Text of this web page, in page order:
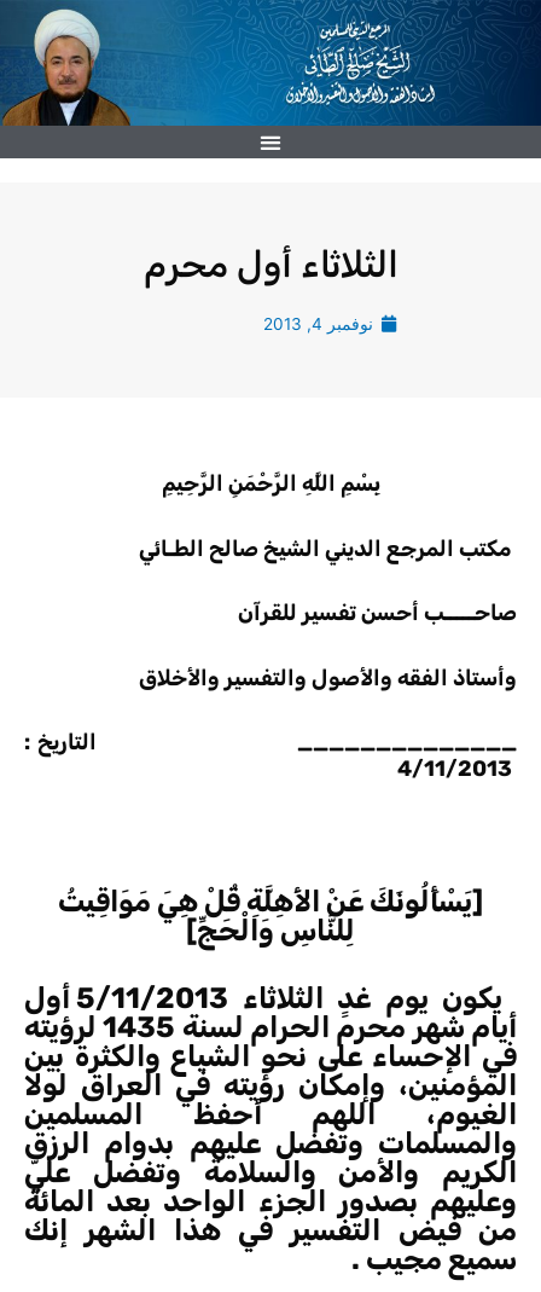
تخطي
الثلاثاء أول محرم
نوفمبر 4, 2013
بِسْمِ اللَّهِ الرَّحْمَنِ الرَّحِيمِ
مكتب المرجع الديني الشيخ صالح الطـائي
صاحـــــب أحسن تفسير للقرآن
وأستاذ الفقه والأصول والتفسير والأخلاق
______________ التاريخ :
[يَسْأَلُونَكَ عَنْ الأَهِلَّةِ قُلْ هِيَ مَوَاقِيتُ
لِلنَّاسِ وَالْحَجِّ]
يكون يوم غدٍ الثلاثاء 5/11/2013 أول
أيام شهر محرم الحرام لسنة 1435 لرؤيته
في الإحساء على نحو الشياع والكثرة بين
المؤمنين، وإمكان رؤيته في العراق لولا
الغيوم، اللهم أحفظ المسلمين
والمسلمات وتفضل عليهم بدوام الرزق
الكريم والأمن والسلامة وتفضل عليّ
وعليهم بصدور الجزء الواحد بعد المائة
من فيض التفسير في هذا الشهر إنك
سميع مجيب .